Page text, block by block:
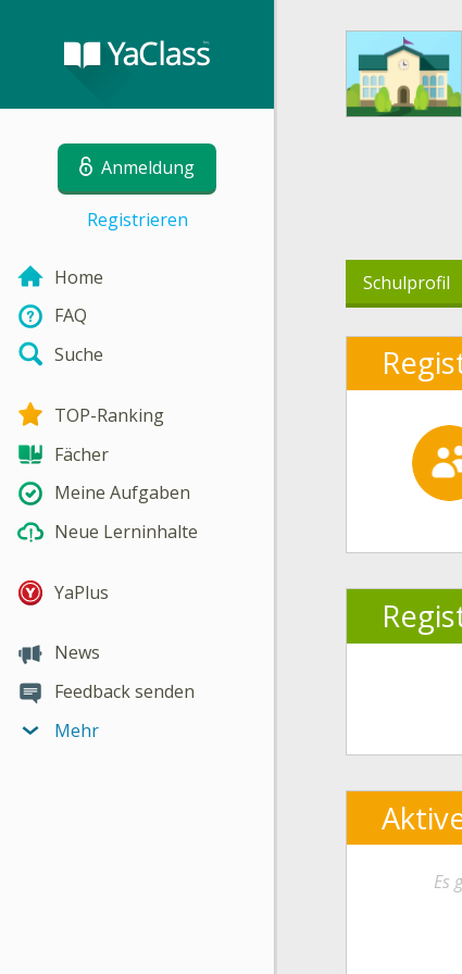
Anmeldung
Registrieren
Home
FAQ
Suche
TOP-Ranking
Fächer
Meine Aufgaben
Neue Lerninhalte
YaPlus
News
Feedback senden
Mehr
Schulprofil
Es